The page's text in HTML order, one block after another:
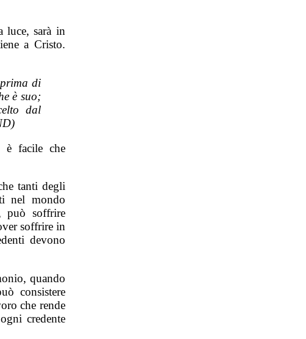
luce, sarà in
a Cristo.
di
è suo;
dal
è facile che
tanti degli
nel mondo
può soffrire
soffrire in
devono
quando
consistere
che rende
credente